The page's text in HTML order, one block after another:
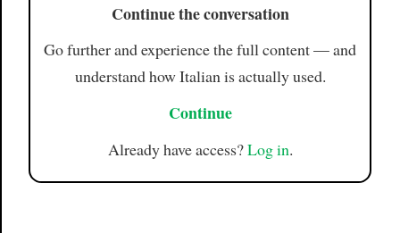
Continue the conversation
Go further and experience the full content — and
understand how Italian is actually used.
Continue
Already have access?Log in.